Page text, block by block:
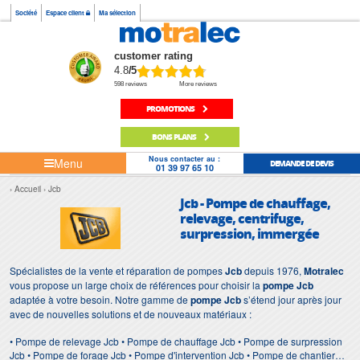
Société Espace client Ma sélection
customer rating
4.8/5
598 reviews More reviews
PROMOTIONS
BONS PLANS
Menu Nous contacter au :
01 39 97 65 10 DEMANDE DE DEVIS
Accueil Jcb
Jcb - Pompe de chauffage,
relevage, centrifuge,
surpression, immergée
Spécialistes de la vente et réparation de pompesJcbdepuis 1976, Motralec
vous propose un large choix de références pour choisir la pompe Jcb
adaptée à votre besoin. Notre gamme depompe Jcbs’étend jour après jour
avec de nouvelles solutions et de nouveaux matériaux :
• Pompe de relevage Jcb • Pompe de chauffage Jcb • Pompe de surpression
Jcb • Pompe de forage Jcb • Pompe d'intervention Jcb • Pompe de chantier